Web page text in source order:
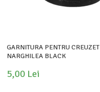
GARNITURA PENTRU CREUZET
NARGHILEA BLACK
5,00 Lei